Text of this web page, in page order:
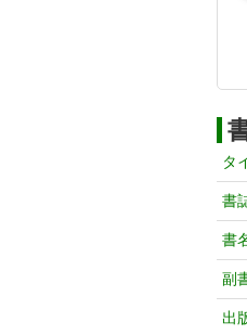
タ
書
書
副
出